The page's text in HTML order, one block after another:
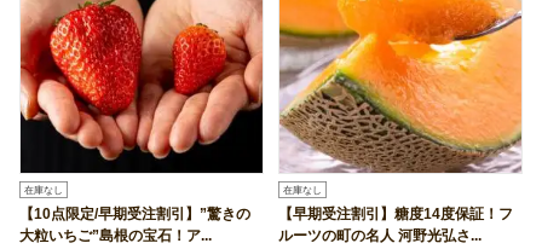
在庫なし
【10点限定/早期受注割引】”驚きの
大粒いちご”島根の宝石！ア...
在庫なし
【早期受注割引】糖度14度保証！フ
ルーツの町の名人 河野光弘さ...